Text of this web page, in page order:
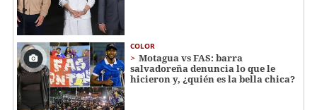
COLOR
Motagua vs FAS: barra
salvadoreña denuncia lo que le
hicieron y, ¿quién es la bella chica?